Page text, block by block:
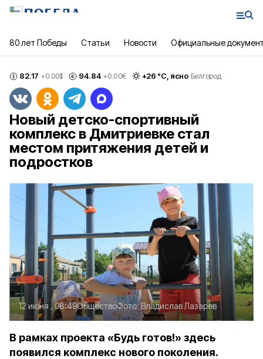
80 лет Победы Статьи Новости Официальные
82.17 +0.00$ 94.84 +0.00€ +26 °С, ясно Белгород
Новый детско-спортивный
комплекс в Дмитриевке стал
местом притяжения детей и
подростков
12 июня , 08:49ОбществоФото:Владислав Лазарев
В рамках проекта «Будь готов!» здесь
появился комплекс нового поколения.